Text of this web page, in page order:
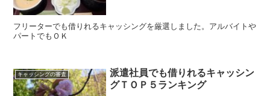
フリーターでも借りれるキャッシングを厳選しました。アルバイトや
パートでもＯＫ
キャッシングの審査
派遣社員でも借りれるキャッシン
グＴＯＰ５ランキング